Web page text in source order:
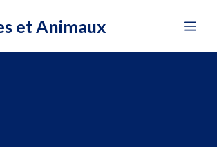
et Animaux